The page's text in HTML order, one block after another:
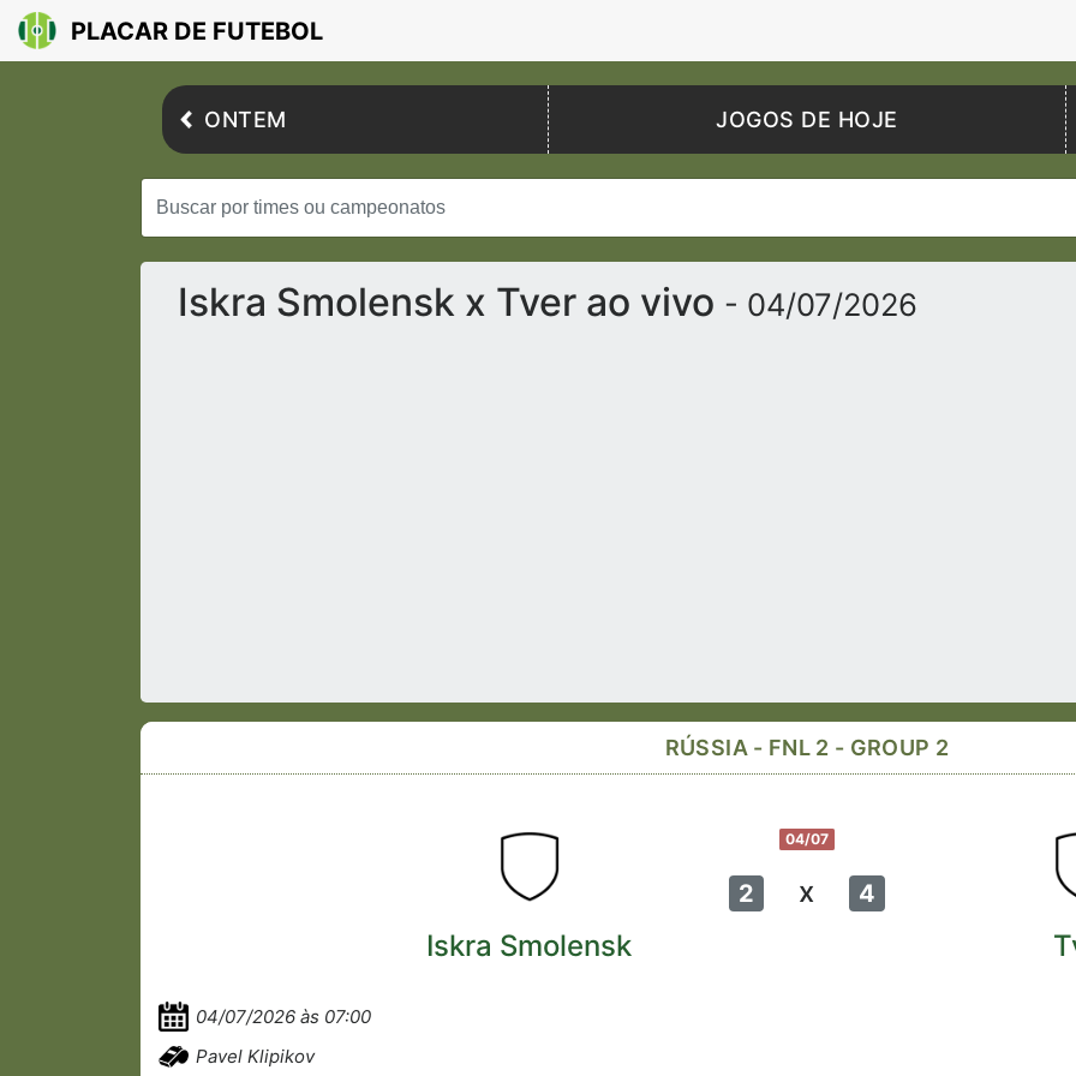
PLACAR DE FUTEBOL
ONTEM JOGOS DE HOJE
Iskra Smolensk x Tver ao vivo - 04/07/2026
RÚSSIA - FNL 2 - GROUP 2
04/07
2 x 4
Iskra Smolensk
04/07/2026 às 07:00
Pavel Klipikov